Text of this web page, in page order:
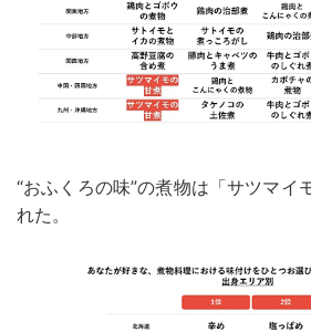
“おふくろの味”の煮物は「サツマイ
れた。